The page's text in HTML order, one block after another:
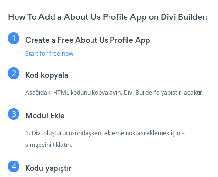
How To Add a About Us Profile App on Divi Builder:
Create a Free About Us Profile App
Start for free now
Kod kopyala
Aşağıdaki HTML kodunu kopyalayın. Divi Builder'a yapıştırılacaktır.
Modül Ekle
1. Divi oluşturucusundayken, ekleme noktası eklemek için+
simgesini tıklatın.
Kodu yapıştır